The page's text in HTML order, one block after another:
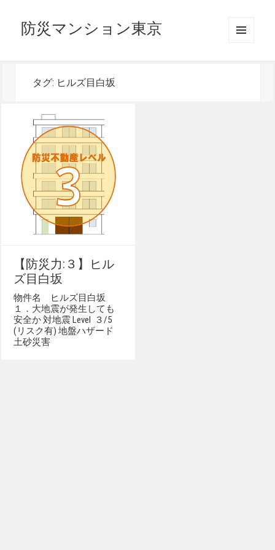
防災マンション東京
タグ: ヒルズ目白坂
【防災力:３】ヒル
ズ目白坂
物件名 ヒルズ目白坂
１．大地震が発生しても
安全か 対地震 Level ３/5
(リスク有) 地盤ハザード
土砂災害